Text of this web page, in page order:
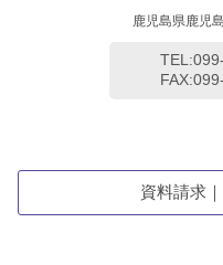
鹿児島県鹿児
資料請求